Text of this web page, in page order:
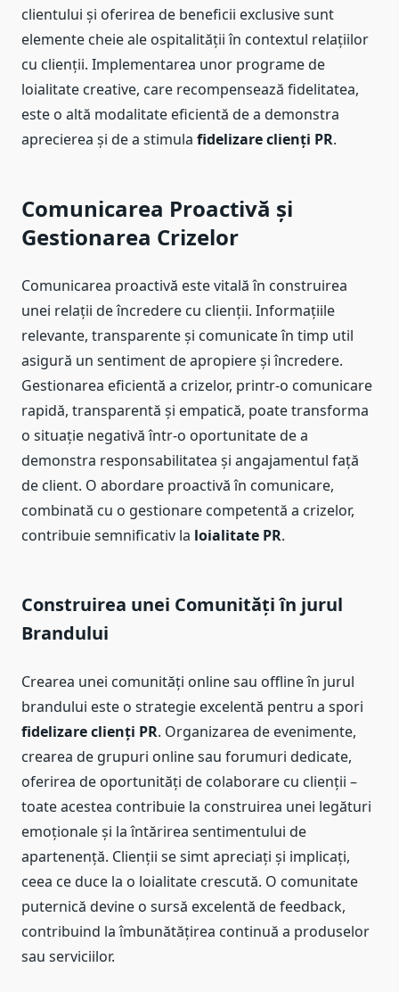
clientului și oferirea de beneficii exclusive sunt
elemente cheie ale ospitalității în contextul relațiilor
cu clienții. Implementarea unor programe de
loialitate creative, care recompensează fidelitatea,
este o altă modalitate eficientă de a demonstra
aprecierea și de a stimula fidelizare clienți PR.
Comunicarea Proactivă și
Gestionarea Crizelor
Comunicarea proactivă este vitală în construirea
unei relații de încredere cu clienții. Informațiile
relevante, transparente și comunicate în timp util
asigură un sentiment de apropiere și încredere.
Gestionarea eficientă a crizelor, printr-o comunicare
rapidă, transparentă și empatică, poate transforma
o situație negativă într-o oportunitate de a
demonstra responsabilitatea și angajamentul față
de client. O abordare proactivă în comunicare,
combinată cu o gestionare competentă a crizelor,
contribuie semnificativ la loialitate PR.
Construirea unei Comunități în jurul
Brandului
Crearea unei comunități online sau offline în jurul
brandului este o strategie excelentă pentru a spori
fidelizare clienți PR. Organizarea de evenimente,
crearea de grupuri online sau forumuri dedicate,
oferirea de oportunități de colaborare cu clienții –
toate acestea contribuie la construirea unei legături
emoționale și la întărirea sentimentului de
apartenență. Clienții se simt apreciați și implicați,
ceea ce duce la o loialitate crescută. O comunitate
puternică devine o sursă excelentă de feedback,
contribuind la îmbunătățirea continuă a produselor
sau serviciilor.